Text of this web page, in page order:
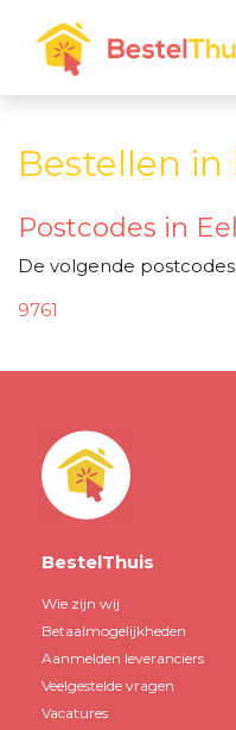
Bestellen in
Postcodes in
De volgende
9761
BestelThuis
Wie zijn wij
Betaalmogelijkheden
Aanmelden leveranciers
Veelgestelde vragen
Vacatures